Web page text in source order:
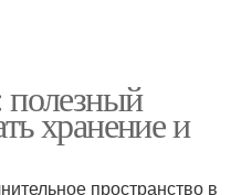
полезный
хранение и
пространство в